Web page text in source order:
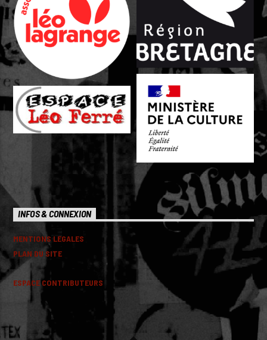
INFOS & CONNEXION
MENTIONS LEGALES
PLAN DU SITE
ESPACE CONTRIBUTEURS